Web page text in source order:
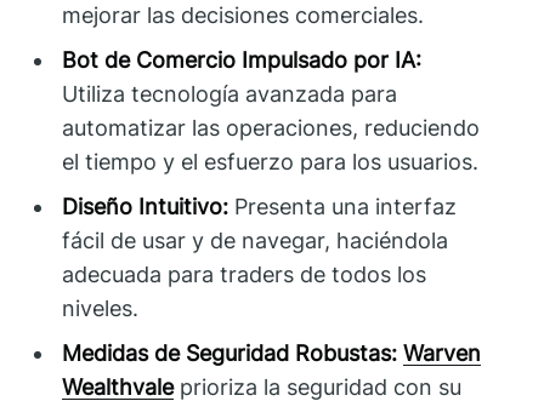
mejorar las decisiones comerciales.
Bot de Comercio Impulsado por IA:
Utiliza tecnología avanzada para
automatizar las operaciones, reduciendo
el tiempo y el esfuerzo para los usuarios.
Diseño Intuitivo: Presenta una interfaz
fácil de usar y de navegar, haciéndola
adecuada para traders de todos los
niveles.
Medidas de Seguridad Robustas: Warven
Wealthvaleprioriza la seguridad con su